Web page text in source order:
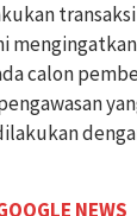
calon
NEWS